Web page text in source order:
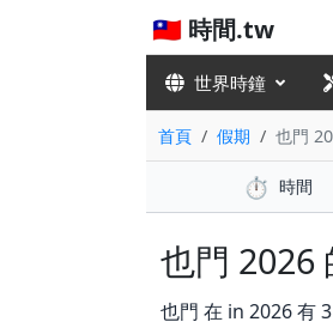
🇹🇼 時間.tw
世界時鐘
首頁 假期 也門
⏱️ 時間
也門 2026
也門 在 in 2026 有